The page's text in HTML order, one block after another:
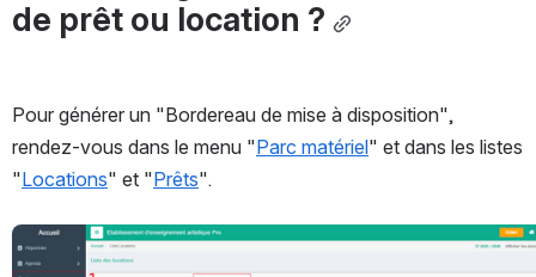
de prêt ou location ?
Pour générer un "Bordereau de mise à disposition",
rendez-vous dans le menu "Parc matériel" et dans les listes
"Locations" et "Prêts".
Ouvrir